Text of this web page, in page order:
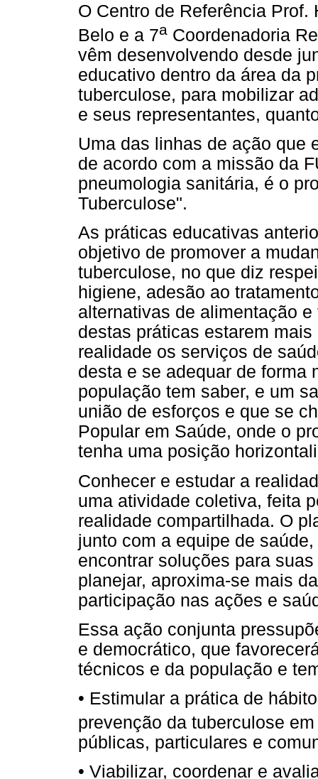
O Centro de Referência
Belo e a 7a Coordenadoria
vêm desenvolvendo desde
educativo dentro da área da
tuberculose, para mobilizar
e seus representantes,
Uma das linhas de ação que
de acordo com a missão da
pneumologia sanitária, é o
Tuberculose".
As práticas educativas
objetivo de promover a
tuberculose, no que diz
higiene, adesão ao
alternativas de alimentação
destas práticas estarem
realidade os serviços de
desta e se adequar de forma
população tem saber, e um
união de esforços e que se
Popular em Saúde, onde o
tenha uma posição
Conhecer e estudar a
uma atividade coletiva, feita
realidade compartilhada. O
junto com a equipe de
encontrar soluções para
planejar, aproxima-se mais
participação nas ações e
Essa ação conjunta
e democrático, que
técnicos e da população e
• Estimular a prática de
prevenção da tuberculose
públicas, particulares e
• Viabilizar, coordenar e